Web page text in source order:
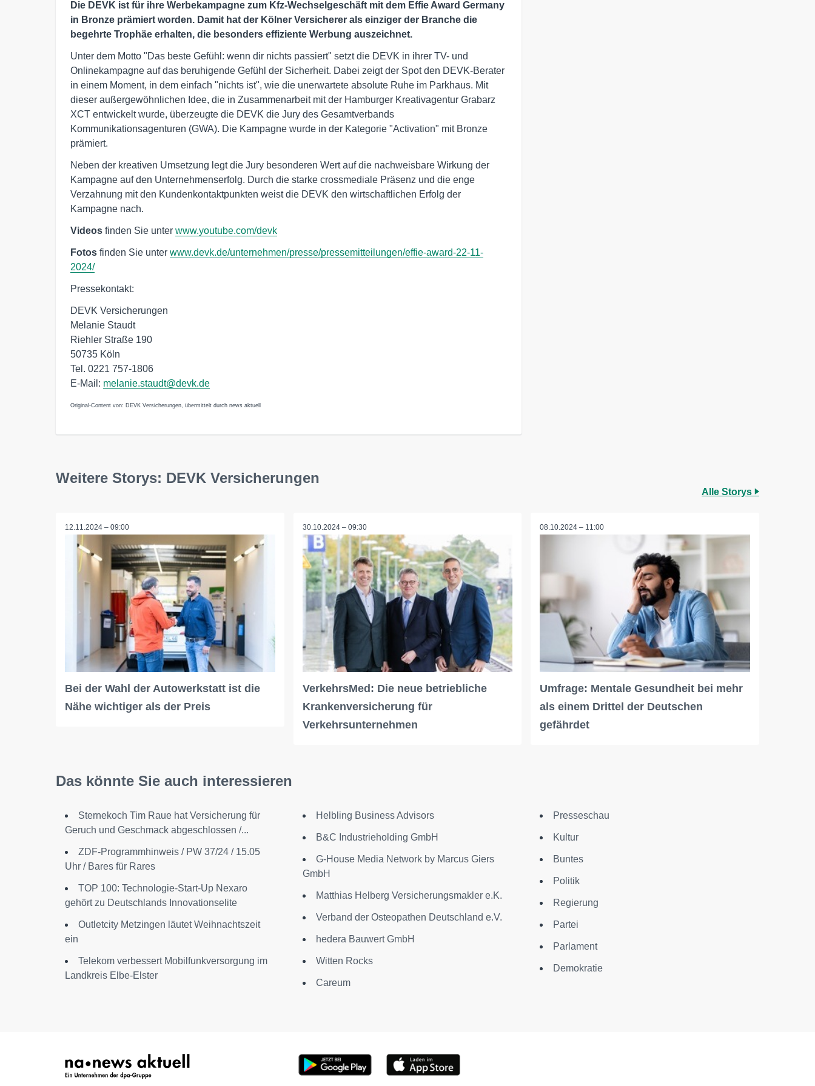
Die DEVK ist für ihre Werbekampagne zum Kfz-Wechselgeschäft mit dem Effie Award Germany
in Bronze prämiert worden. Damit hat der Kölner Versicherer als einziger der Branche die
begehrte Trophäe erhalten, die besonders effiziente Werbung auszeichnet.
Unter dem Motto "Das beste Gefühl: wenn dir nichts passiert" setzt die DEVK in ihrer TV- und
Onlinekampagne auf das beruhigende Gefühl der Sicherheit. Dabei zeigt der Spot den DEVK-Berater
in einem Moment, in dem einfach "nichts ist", wie die unerwartete absolute Ruhe im Parkhaus. Mit
dieser außergewöhnlichen Idee, die in Zusammenarbeit mit der Hamburger Kreativagentur Grabarz
XCT entwickelt wurde, überzeugte die DEVK die Jury des Gesamtverbands
Kommunikationsagenturen (GWA). Die Kampagne wurde in der Kategorie "Activation" mit Bronze
prämiert.
Neben der kreativen Umsetzung legt die Jury besonderen Wert auf die nachweisbare Wirkung der
Kampagne auf den Unternehmenserfolg. Durch die starke crossmediale Präsenz und die enge
Verzahnung mit den Kundenkontaktpunkten weist die DEVK den wirtschaftlichen Erfolg der
Kampagne nach.
Videos finden Sie unter www.youtube.com/devk
Fotos finden Sie unter www.devk.de/unternehmen/presse/pressemitteilungen/effie-award-22-11-
2024/
Pressekontakt:
DEVK Versicherungen
Melanie Staudt
Riehler Straße 190
50735 Köln
Tel. 0221 757-1806
E-Mail: melanie.staudt@devk.de
Original-Content von: DEVK Versicherungen, übermittelt durch news aktuell
Weitere Storys: DEVK Versicherungen
Alle Storys
12.11.2024 – 09:00
Bei der Wahl der Autowerkstatt ist die
Nähe wichtiger als der Preis
30.10.2024 – 09:30
VerkehrsMed: Die neue betriebliche
Krankenversicherung für
Verkehrsunternehmen
08.10.2024 – 11:00
Umfrage: Mentale Gesundheit bei mehr
als einem Drittel der Deutschen
gefährdet
Das könnte Sie auch interessieren
Sternekoch Tim Raue hat Versicherung für
Geruch und Geschmack abgeschlossen /...
ZDF-Programmhinweis / PW 37/24 / 15.05
Uhr / Bares für Rares
TOP 100: Technologie-Start-Up Nexaro
gehört zu Deutschlands Innovationselite
Outletcity Metzingen läutet Weihnachtszeit
ein
Telekom verbessert Mobilfunkversorgung im
Landkreis Elbe-Elster
Helbling Business Advisors
B&C Industrieholding GmbH
G-House Media Network by Marcus Giers
GmbH
Matthias Helberg Versicherungsmakler e.K.
Verband der Osteopathen Deutschland e.V.
hedera Bauwert GmbH
Witten Rocks
Careum
Presseschau
Kultur
Buntes
Politik
Regierung
Partei
Parlament
Demokratie